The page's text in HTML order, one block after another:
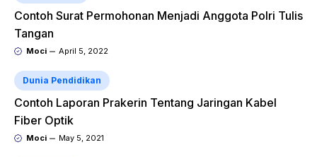
Contoh Surat Permohonan Menjadi Anggota Polri Tulis
Tangan
Moci April 5, 2022
Dunia Pendidikan
Contoh Laporan Prakerin Tentang Jaringan Kabel
Fiber Optik
Moci May 5, 2021